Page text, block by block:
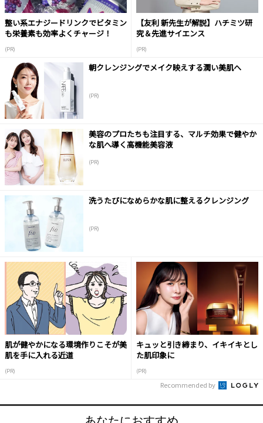
整い系エナジードリンクでビタミン
も栄養素も効率よくチャージ！
(PR)
【友利 新先生が解説】ハチミツ研
究＆先進サイエンス
(PR)
朝クレンジングでメイク映えする潤い美肌へ
(PR)
美容のプロたちも注目する、マルチ効果で健やか
な肌へ導く高機能美容液
(PR)
洗うたびになめらかな肌に整えるクレンジング
(PR)
肌が健やかになる環境作りこそが美
肌を手に入れる近道
(PR)
キュッと引き締まり、イキイキとし
た肌印象に
(PR)
Recommended by